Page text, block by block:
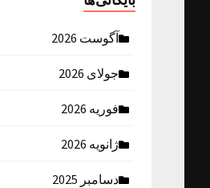
آگوست 2026
جولای 2026
فوریه 2026
ژانویه 2026
دسامبر 2025